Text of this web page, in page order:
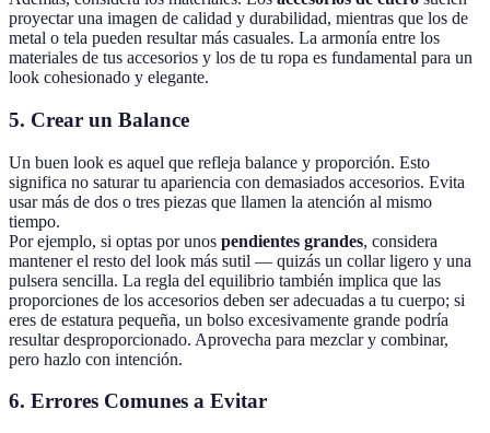
proyectar una imagen de calidad y durabilidad, mientras que los de
metal o tela pueden resultar más casuales. La armonía entre los
materiales de tus accesorios y los de tu ropa es fundamental para un
look cohesionado y elegante.
5. Crear un Balance
Un buen look es aquel que refleja balance y proporción. Esto
significa no saturar tu apariencia con demasiados accesorios. Evita
usar más de dos o tres piezas que llamen la atención al mismo
tiempo.
Por ejemplo, si optas por unos pendientes grandes, considera
mantener el resto del look más sutil — quizás un collar ligero y una
pulsera sencilla. La regla del equilibrio también implica que las
proporciones de los accesorios deben ser adecuadas a tu cuerpo; si
eres de estatura pequeña, un bolso excesivamente grande podría
resultar desproporcionado. Aprovecha para mezclar y combinar,
pero hazlo con intención.
6. Errores Comunes a Evitar